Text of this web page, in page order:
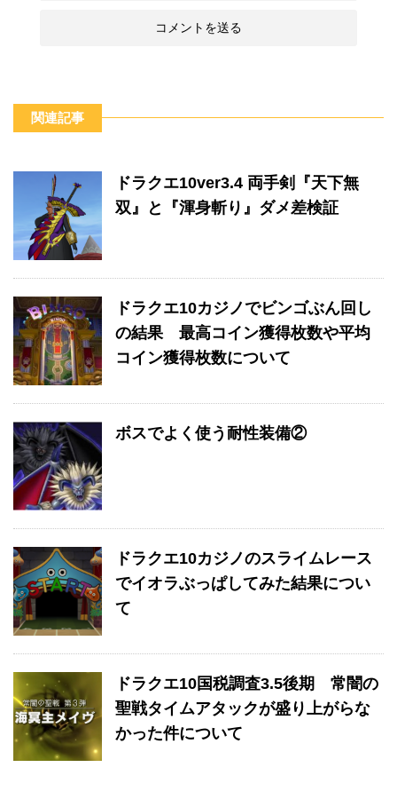
関連記事
ドラクエ10ver3.4 両手剣『天下無
双』と『渾身斬り』ダメ差検証
ドラクエ10カジノでビンゴぶん回し
の結果 最高コイン獲得枚数や平均
コイン獲得枚数について
ボスでよく使う耐性装備②
ドラクエ10カジノのスライムレース
でイオラぶっぱしてみた結果につい
て
ドラクエ10国税調査3.5後期 常闇の
聖戦タイムアタックが盛り上がらな
かった件について